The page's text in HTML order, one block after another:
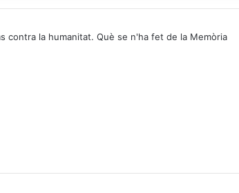
contra la humanitat. Què se n'ha fet de la Memòria